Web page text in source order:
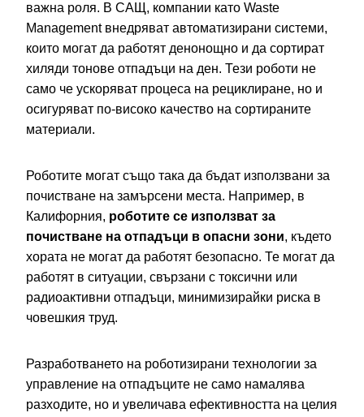
важна роля. В САЩ, компании като Waste
Management внедряват автоматизирани системи,
които могат да работят денонощно и да сортират
хиляди тонове отпадъци на ден. Тези роботи не
само че ускоряват процеса на рециклиране, но и
осигуряват по-високо качество на сортираните
материали.
Роботите могат също така да бъдат използвани за
почистване на замърсени места. Например, в
Калифорния, роботите се използват за
почистване на отпадъци в опасни зони, където
хората не могат да работят безопасно. Те могат да
работят в ситуации, свързани с токсични или
радиоактивни отпадъци, минимизирайки риска в
човешкия труд.
Разработването на роботизирани технологии за
управление на отпадъците не само намалява
разходите, но и увеличава ефективността на целия